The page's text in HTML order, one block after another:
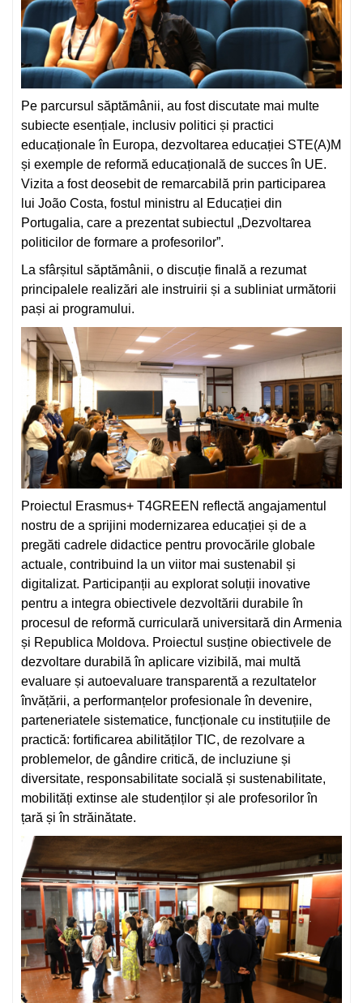
Pe parcursul săptămânii, au fost discutate mai multe
subiecte esențiale, inclusiv politici și practici
educaționale în Europa, dezvoltarea educației STE(A)M
și exemple de reformă educațională de succes în UE.
Vizita a fost deosebit de remarcabilă prin participarea
lui João Costa, fostul ministru al Educației din
Portugalia, care a prezentat subiectul „Dezvoltarea
politicilor de formare a profesorilor”.
La sfârșitul săptămânii, o discuție finală a rezumat
principalele realizări ale instruirii și a subliniat următorii
pași ai programului.
Proiectul Erasmus+ T4GREEN reflectă angajamentul
nostru de a sprijini modernizarea educației și de a
pregăti cadrele didactice pentru provocările globale
actuale, contribuind la un viitor mai sustenabil și
digitalizat. Participanții au explorat soluții inovative
pentru a integra obiectivele dezvoltării durabile în
procesul de reformă curriculară universitară din Armenia
și Republica Moldova. Proiectul susține obiectivele de
dezvoltare durabilă în aplicare vizibilă, mai multă
evaluare și autoevaluare transparentă a rezultatelor
învățării, a performanțelor profesionale în devenire,
parteneriatele sistematice, funcționale cu instituțiile de
practică: fortificarea abilităților TIC, de rezolvare a
problemelor, de gândire critică, de incluziune și
diversitate, responsabilitate socială și sustenabilitate,
mobilități extinse ale studenților și ale profesorilor în
țară și în străinătate.